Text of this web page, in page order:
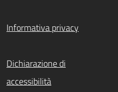
Informativa privacy
Dichiarazione di
accessibilità